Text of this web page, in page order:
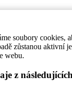
soubory
zůstanou
webu.
z